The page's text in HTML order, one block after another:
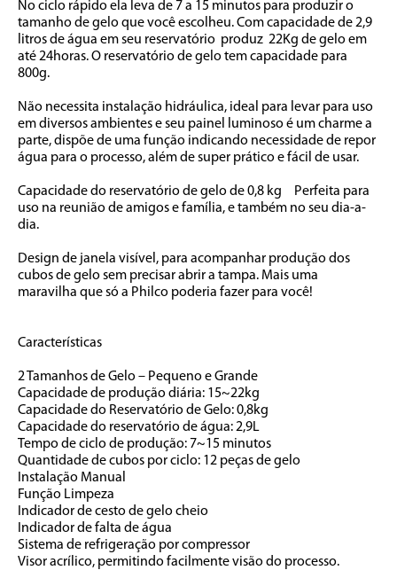
No ciclo rápido ela leva de 7 a 15 minutos para produzir o
tamanho de gelo que você escolheu. Com capacidade de 2,9
litros de água em seu reservatório  produz  22Kg de gelo em
até 24horas. O reservatório de gelo tem capacidade para
800g.
Não necessita instalação hidráulica, ideal para levar para uso
em diversos ambientes e seu painel luminoso é um charme a
parte, dispõe de uma função indicando necessidade de repor
água para o processo, além de super prático e fácil de usar.
Capacidade do reservatório de gelo de 0,8 kg	Perfeita para
uso na reunião de amigos e família, e também no seu dia-a-
dia.
Design de janela visível, para acompanhar produção dos
cubos de gelo sem precisar abrir a tampa. Mais uma
maravilha que só a Philco poderia fazer para você!
Características
2 Tamanhos de Gelo – Pequeno e Grande
Capacidade de produção diária: 15~22kg
Capacidade do Reservatório de Gelo: 0,8kg
Capacidade do reservatório de água: 2,9L
Tempo de ciclo de produção: 7~15 minutos
Quantidade de cubos por ciclo: 12 peças de gelo
Instalação Manual
Função Limpeza
Indicador de cesto de gelo cheio
Indicador de falta de água
Sistema de refrigeração por compressor
Visor acrílico, permitindo facilmente visão do processo.